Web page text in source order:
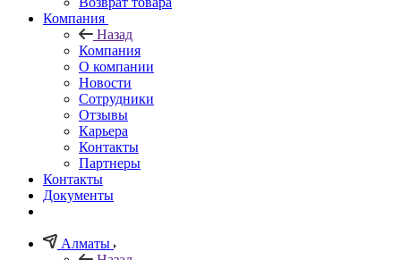
Компания
Назад
Компания
О компании
Новости
Сотрудники
Отзывы
Карьера
Контакты
Партнеры
Контакты
Документы
Алматы